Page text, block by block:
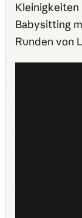
Kleinigkeiten
Babysitting
Runden von